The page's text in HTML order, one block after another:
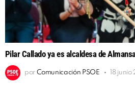
Pilar Callado ya es alcaldesa de
por Comunicación PSOE 18